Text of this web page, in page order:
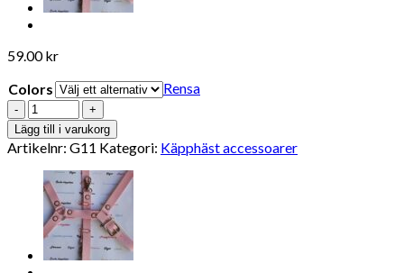
59.00kr
Colors
Rensa
Antal
Lägg till i varukorg
Artikelnr: G11 Kategori: Käpphäst accessoarer